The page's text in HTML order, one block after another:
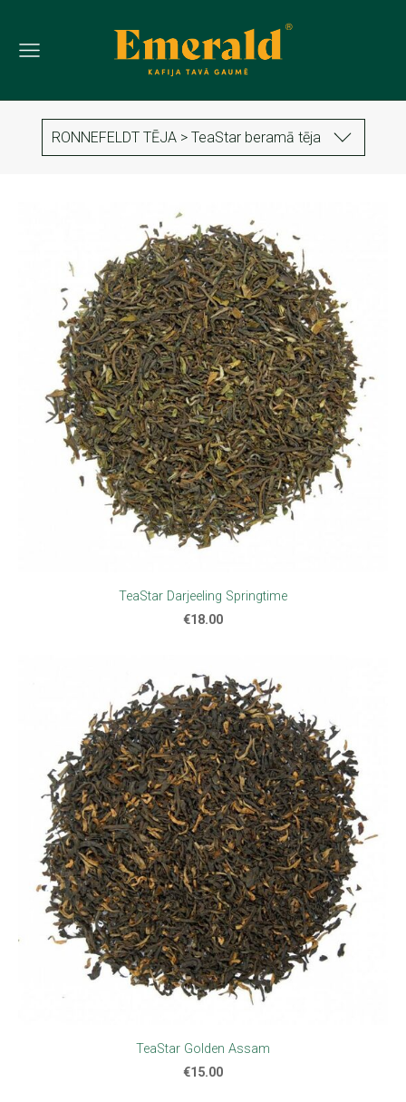
RONNEFELDT TĒJA > TeaStar beramā tēja
TeaStar Darjeeling Springtime
€18.00
TeaStar Golden Assam
€15.00